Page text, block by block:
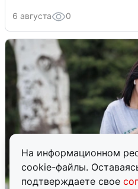
На информационном
cookie-файлы.
подтверждаете свое
6 августа 0